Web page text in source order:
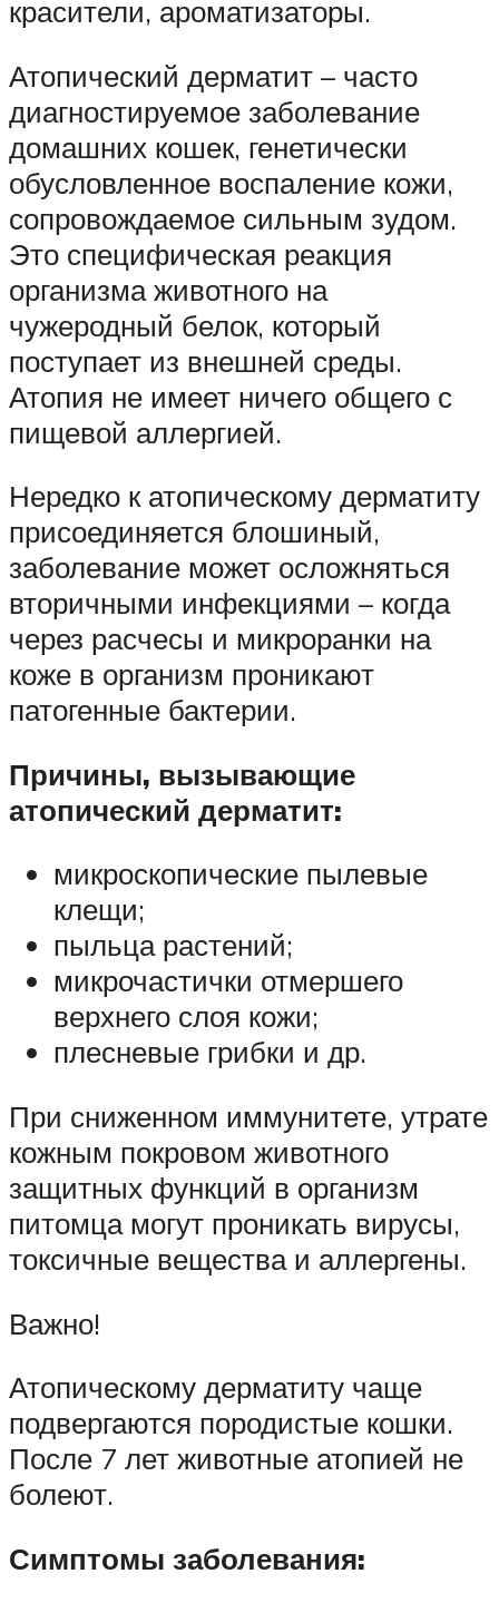
красители, ароматизаторы.
Атопический дерматит – часто
диагностируемое заболевание
домашних кошек, генетически
обусловленное воспаление кожи,
сопровождаемое сильным зудом.
Это специфическая реакция
организма животного на
чужеродный белок, который
поступает из внешней среды.
Атопия не имеет ничего общего с
пищевой аллергией.
Нередко к атопическому дерматиту
присоединяется блошиный,
заболевание может осложняться
вторичными инфекциями – когда
через расчесы и микроранки на
коже в организм проникают
патогенные бактерии.
Причины, вызывающие
атопический дерматит:
микроскопические пылевые
клещи;
пыльца растений;
микрочастички отмершего
верхнего слоя кожи;
плесневые грибки и др.
При сниженном иммунитете, утрате
кожным покровом животного
защитных функций в организм
питомца могут проникать вирусы,
токсичные вещества и аллергены.
Важно!
Атопическому дерматиту чаще
подвергаются породистые кошки.
После 7 лет животные атопией не
болеют.
Симптомы заболевания: